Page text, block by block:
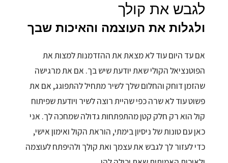
לגבש את קולך
ולגלות את העוצמה והאיכות שבך
אם עד היום עוד לא מצאת את ההזדמנות למצות את
הפוטנציאל הקולי שאת יודעת שיש בך. אם את מרגישה
שהזמן דוחק והחלום שלך לשיר מתחיל להתפוגג, אם את
פשוט עוד לא שרה כפי שהיית רוצה לשיר ויודעת שפיתוח
קול הוא רק חלק קטן מהתפתחות גדולה שמחכה לך. אני
כאן עם טונות של ניסיון בימתי, הוראת הקול ואימון אישי,
כדי לעזור לך לגבש את עצמך ואת קולך ולהיפתח לעוצמה